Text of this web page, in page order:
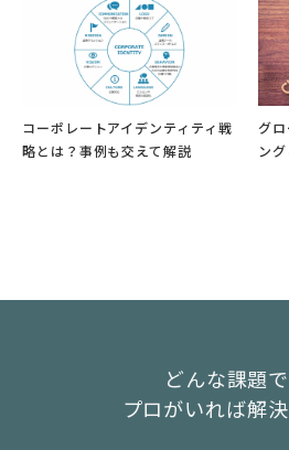
コーポレートアイデンティティ戦
略とは？事例も交えて解説
グロ
ン
どんな課題で
プロがいれば解決